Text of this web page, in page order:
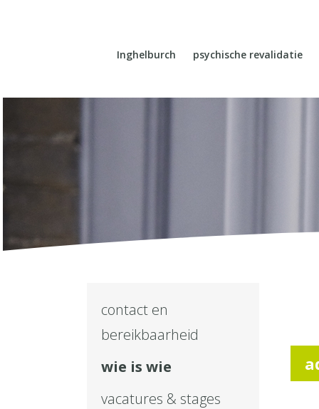
Inghelburch psychische revalidatie
contact en
bereikbaarheid
wie is wie
vacatures & stages